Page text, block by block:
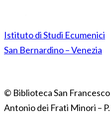
Istituto di Studi Ecumenici
San Bernardino – Venezia
© Biblioteca San
Antonio dei Frati Minori –